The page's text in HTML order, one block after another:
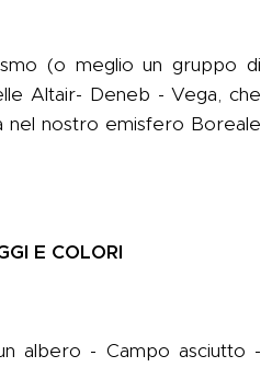
(o meglio un gruppo di
Altair- Deneb - Vega, che
nel nostro emisfero Boreale
E COLORI
albero - Campo asciutto -